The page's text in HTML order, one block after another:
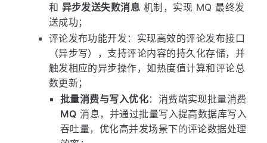
和 异步发送失败消息 机制，实现 MQ 最终发
送成功；
评论发布功能开发：实现高效的评论发布接口
（异步写），支持评论内容的持久化存储，并
触发相应的异步操作，如热度值计算和评论总
数更新；
批量消费与写入优化：消费端实现批量消费
MQ 消息，并通过批量写入提高数据库写入
吞吐量，优化高并发场景下的评论数据处理